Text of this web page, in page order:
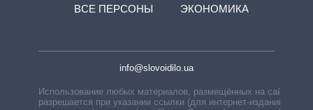
ВСЕ ПЕРСОНЫ
ЭКОНОМИКА
info@slovoidilo.ua
Использование любых материалов, размещённых на сайте,
разрешается при указании ссылки (для интернет-изданий —